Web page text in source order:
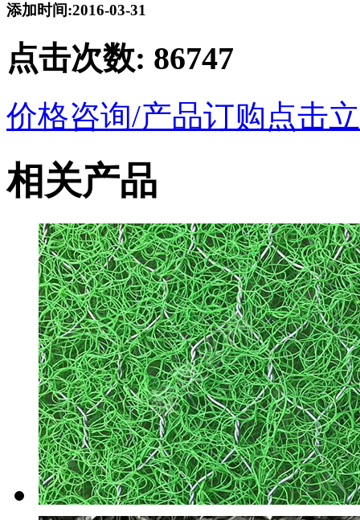
添加时间:2016-03-31
点击次数: 86747
价格咨询/产品订购点击
相关产品